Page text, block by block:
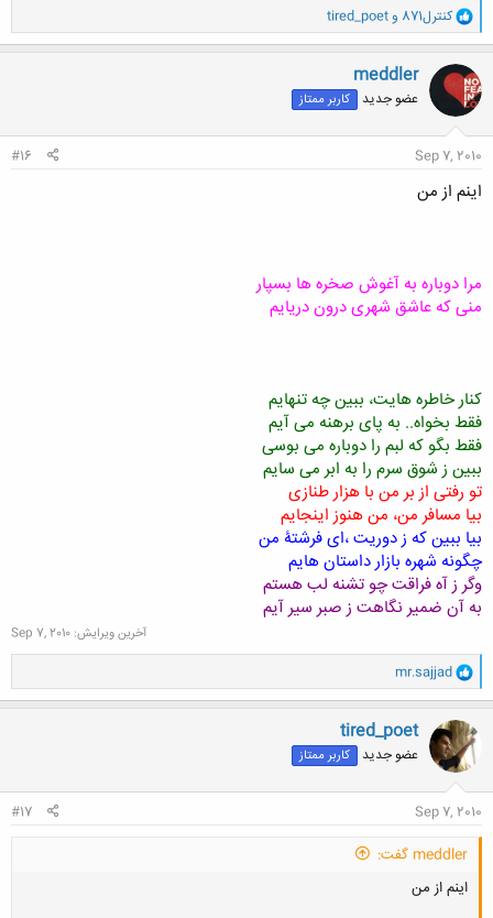
و
ا
ک
ن
ش
ه
ا
کنترل871 و tired_poet
meddler
عضو جدید کاربر ممتاز
Sep 7, 2010
#16
اینم از من
مرا دوباره به آغوش صخره ها بسپار
منی که عاشق شهری درون دریایم
کنار خاطره هایت، ببین چه تنهایم
فقط بخواه.. به پای برهنه می آیم
فقط بگو که لبم را دوباره می بوسی
ببین ز شوق سرم را به ابر می سایم
تو رفتی از بر من با هزار طنازی
بیا مسافر من، من هنوز اینجایم
بیا ببین که ز دوریت ،ای فرشتۀ من
چگونه شهره بازار داستان هایم
وگر ز آه فراقت چو تشنه لب هستم
به آن ضمیر نگاهت ز صبر سیر آیم
آخرین ویرایش: Sep 7, 2010
و
ا
ک
ن
ش
ه
ا
mr.sajjad
tired_poet
عضو جدید کاربر ممتاز
Sep 7, 2010
#17
meddler گفت:
اینم از من